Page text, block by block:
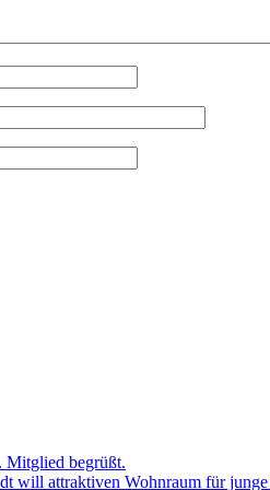
Mitglied begrüßt.
will attraktiven Wohnraum für